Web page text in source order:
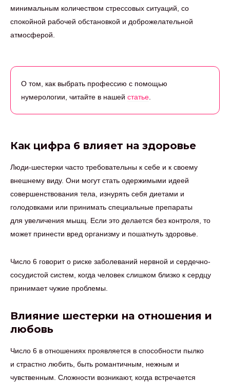
минимальным количеством стрессовых ситуаций, со
спокойной рабочей обстановкой и доброжелательной
атмосферой.
О том, как выбрать профессию с помощью
нумерологии, читайте в нашей статье
Как цифра 6 влияет на здоровье
Люди-шестерки часто требовательны к себе и к своему
внешнему виду. Они могут стать одержимыми идеей
совершенствования тела, изнурять себя диетами и
голодовками или принимать специальные препараты
для увеличения мышц. Если это делается без контроля, то
может принести вред организму и пошатнуть здоровье.
Число 6 говорит о риске заболеваний нервной и сердечно-
сосудистой систем, когда человек слишком близко к сердцу
принимает чужие проблемы.
Влияние шестерки на отношения и
любовь
Число 6 в отношениях проявляется в способности пылко
и страстно любить, быть романтичным, нежным и
чувственным. Сложности возникают, когда встречается